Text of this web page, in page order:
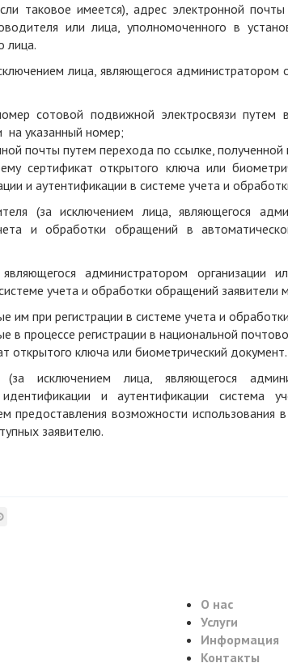
таковое имеется), адрес электронной
или лица, уполномоченного в
лица.
лица, являющегося администратором
сотовой подвижной электросвязи путем
указанный номер;
почты путем перехода по ссылке, полученной
сертификат открытого ключа или
и аутентификации в системе учета и
(за исключением лица, являющегося
и обработки обращений в
администратором организации
учета и обработки обращений заявители
им при регистрации в системе учета и
в процессе регистрации в национальной
открытого ключа или биометрический документ.
исключением лица, являющегося
и аутентификации система
предоставления возможности использования
заявителю.
О нас
Услуги
Информация
Контакты